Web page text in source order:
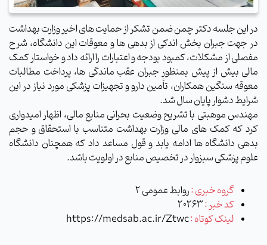
در این جلسه دکتر چمن ضمن تشکر از حمایت های اخیر وزارت بهداشت
در جهت جبران بخش اندکی از بدهی ها و معوقات این دانشگاه، شرح
مفصلی از مشکلات، کمبود بودجه و اعتبارات را ارائه داد و خواستار کمک
مالی بیش از پیش بمنظور جبران عقب ماندگی ها، پرداخت مطالبات
معوقه سنگین همکاران، تأمین دارو و تجهیزات پزشکی مورد نیاز در این
شرایط دشوار پایان سال شد.
مهندس موهبتی با تشریح وضعیت بحرانی منابع مالی، اظهار امیدواری
کرد که کمک های مالی وزارت بهداشت متناسب با استحقاق و حجم
بدهی دانشگاه ها ادامه یابد و قول مساعد داد که همچنان دانشگاه
علوم پزشکی سبزوار در تخصیص منابع در اولویت باشد.
گروه خبری :روابط عمومی 2
کد خبر :20263
لینک کوتاه :https://medsab.ac.ir/Ztwc